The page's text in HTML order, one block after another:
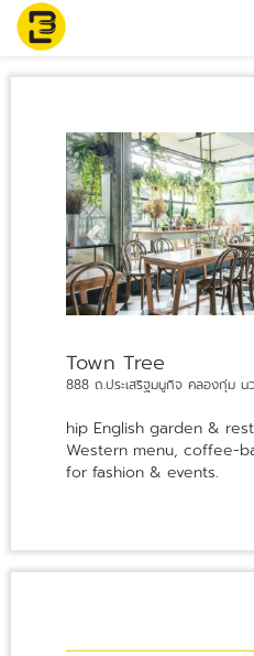
Town Tree
888 ถ.ประเสริฐมนูกิจ คลองกุ่ม
hip English garden &
Western menu, coffee-
for fashion & events.